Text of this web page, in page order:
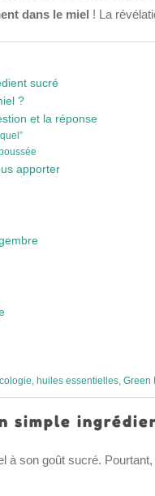
dans le miel ! La
sucré
?
et la réponse
apporter
huiles essentielles, Green
simple
son goût sucré.